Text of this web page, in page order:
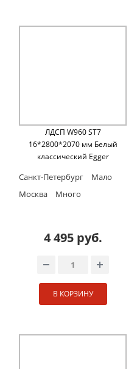
ЛДСП W960 ST7
16*2800*2070 мм Белый
классический Egger
Санкт-Петербург
Мало
Москва
Много
4 495 руб.
В КОРЗИНУ